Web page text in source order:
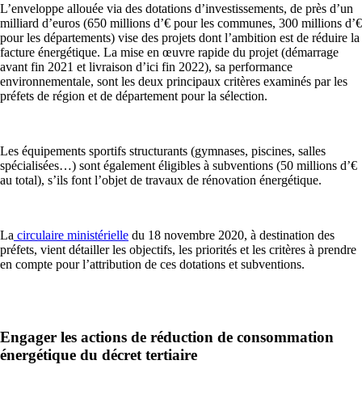
L’enveloppe allouée via des dotations d’investissements, de près d’un
milliard d’euros (650 millions d’€ pour les communes, 300 millions d’€
pour les départements) vise des projets dont l’ambition est de réduire la
facture énergétique. La mise en œuvre rapide du projet (démarrage
avant fin 2021 et livraison d’ici fin 2022), sa performance
environnementale, sont les deux principaux critères examinés par les
préfets de région et de département pour la sélection.
Les équipements sportifs structurants (gymnases, piscines, salles
spécialisées…) sont également éligibles à subventions (50 millions d’€
au total), s’ils font l’objet de travaux de rénovation énergétique.
La circulaire ministérielle du 18 novembre 2020, à destination des
préfets, vient détailler les objectifs, les priorités et les critères à prendre
en compte pour l’attribution de ces dotations et subventions.
Engager les actions de réduction de consommation
énergétique du décret tertiaire